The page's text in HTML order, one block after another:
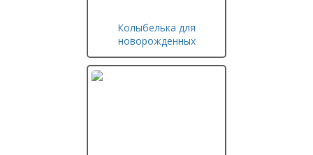
Колыбелька для
новорожденных